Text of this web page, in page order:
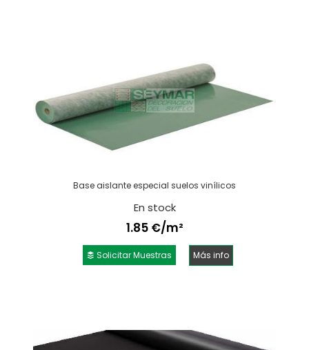
Base aislante especial suelos vinílicos
En stock
1.85 €/m²
Solicitar Muestras Más info